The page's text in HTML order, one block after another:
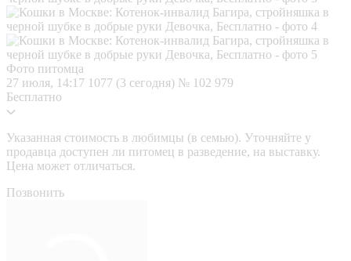
Фото питомца
27 июля, 14:17 1077 (3 сегодня) № 102 979
Бесплатно
Указанная стоимость в любимцы (в семью). Уточняйте у
продавца доступен ли питомец в разведение, на выставку.
Цена может отличаться.
Позвонить